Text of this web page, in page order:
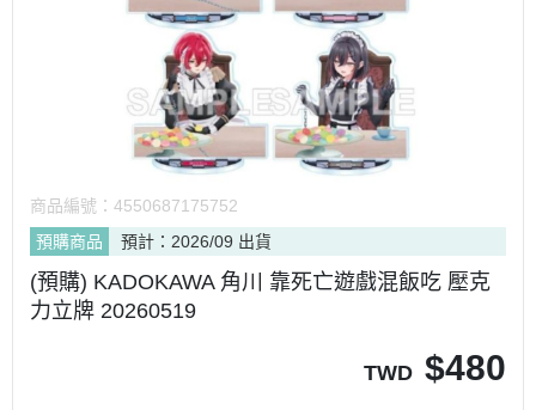
商品編號： 4550687175752
預購商品
預計：2026/09 出貨
(預購) KADOKAWA 角川 靠死亡遊戲混飯吃 壓克
力立牌 20260519
TWD $480